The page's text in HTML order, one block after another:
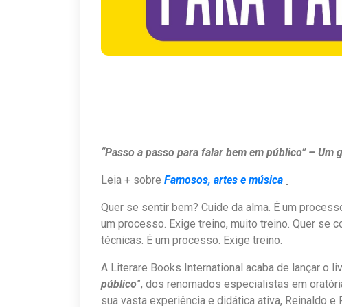
“Passo a passo para falar bem em público” –
Leia + sobre Famosos, artes e música
Quer se sentir bem? Cuide da alma. É um
um processo. Exige treino, muito treino. Quer se
técnicas. É um processo. Exige treino.
A Literare Books International acaba de lançar o
público”, dos renomados especialistas em
sua vasta experiência e didática ativa, Reinaldo